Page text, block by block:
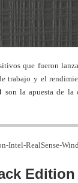
que fueron
trabajo y el
son la apuesta de la
Edition